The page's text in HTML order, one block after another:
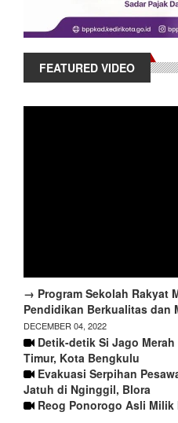
FEATURED VIDEO
→ Program Sekolah Rakyat
Pendidikan Berkualitas dan
DECEMBER 04, 2022
Detik-detik Si Jago
Timur, Kota Bengkulu
Evakuasi Serpihan
Jatuh di Nginggil, Blora
Reog Ponorogo Asli